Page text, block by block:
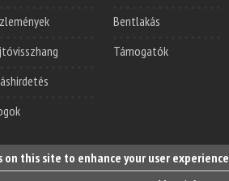
Bentlakás
Támogatók
on this site to enhance your user experience